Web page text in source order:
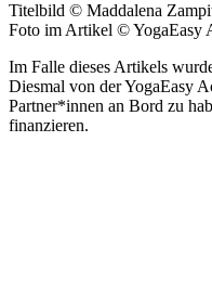
Titelbild © Maddalena
Foto im Artikel © YogaEasy
Im Falle dieses Artikels
Diesmal von der YogaEasy
Partner*innen an Bord zu
finanzieren.